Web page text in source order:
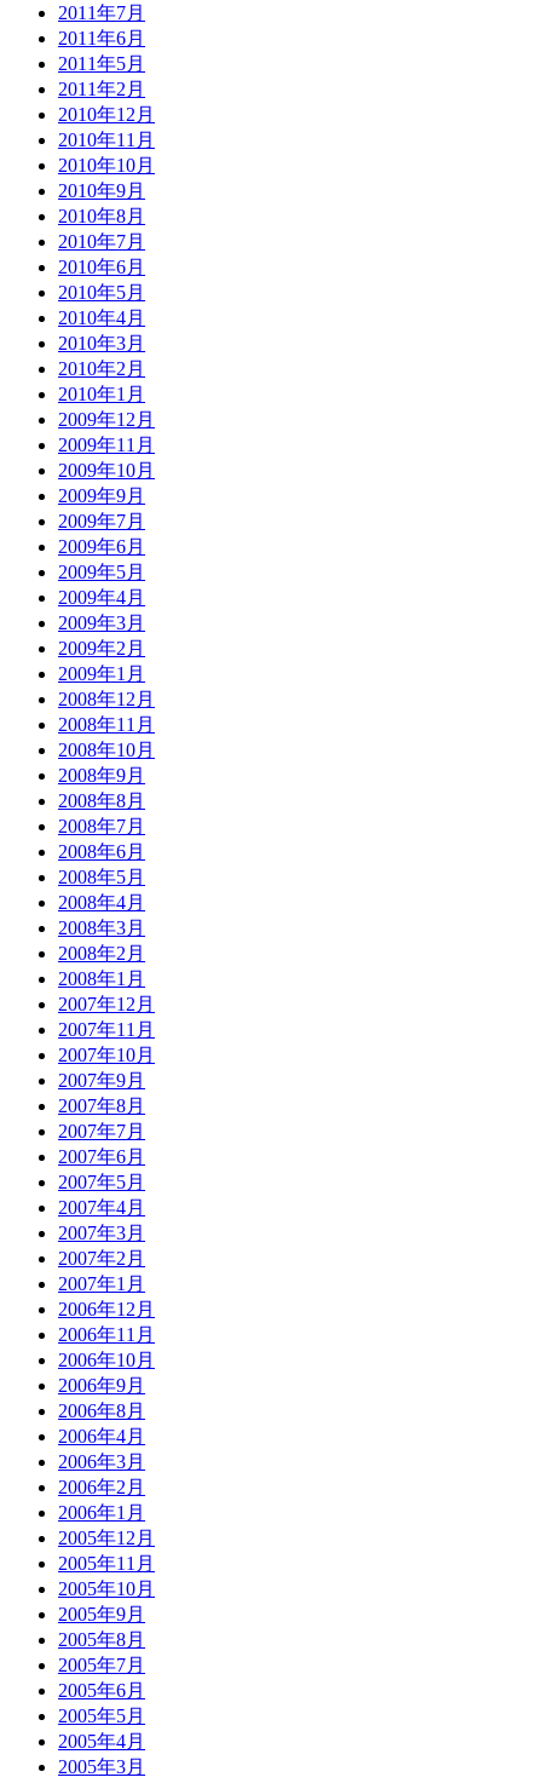
2011年7月
2011年6月
2011年5月
2011年2月
2010年12月
2010年11月
2010年10月
2010年9月
2010年8月
2010年7月
2010年6月
2010年5月
2010年4月
2010年3月
2010年2月
2010年1月
2009年12月
2009年11月
2009年10月
2009年9月
2009年7月
2009年6月
2009年5月
2009年4月
2009年3月
2009年2月
2009年1月
2008年12月
2008年11月
2008年10月
2008年9月
2008年8月
2008年7月
2008年6月
2008年5月
2008年4月
2008年3月
2008年2月
2008年1月
2007年12月
2007年11月
2007年10月
2007年9月
2007年8月
2007年7月
2007年6月
2007年5月
2007年4月
2007年3月
2007年2月
2007年1月
2006年12月
2006年11月
2006年10月
2006年9月
2006年8月
2006年4月
2006年3月
2006年2月
2006年1月
2005年12月
2005年11月
2005年10月
2005年9月
2005年8月
2005年7月
2005年6月
2005年5月
2005年4月
2005年3月